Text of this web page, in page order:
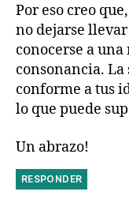
Por eso creo
no dejarse
conocerse a
consonancia.
conforme a tus
lo que puede
Un abrazo!
RESPONDER